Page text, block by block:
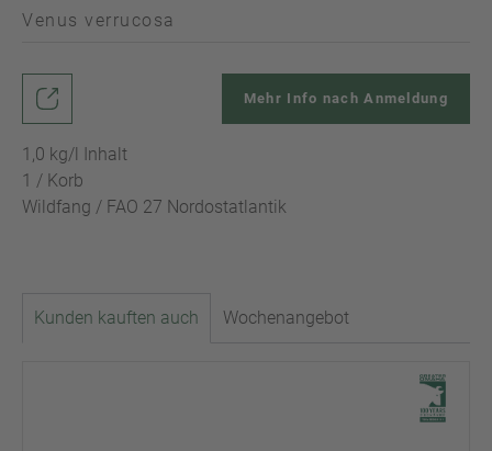
Venus verrucosa
1,0 kg/l Inhalt
1 / Korb
Wildfang / FAO 27 Nordostatlantik
Mehr Info nach Anmeldung
Kunden kauften auch Wochenangebot